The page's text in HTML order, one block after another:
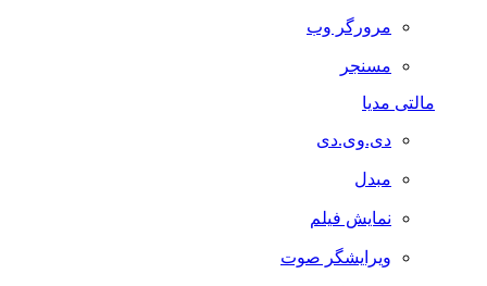
مرورگر وب
مسنجر
مالتی مدیا
دی.وی.دی
مبدل
نمایش فیلم
ویرایشگر صوت